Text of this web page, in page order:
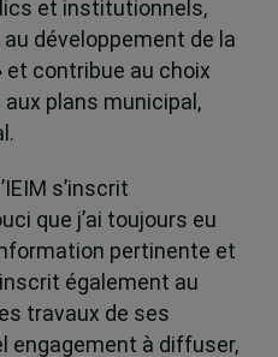
et institutionnels,
développement de la
et contribue au choix
plans municipal,
s’inscrit
que j’ai toujours eu
pertinente et
également au
travaux de ses
engagement à diffuser,